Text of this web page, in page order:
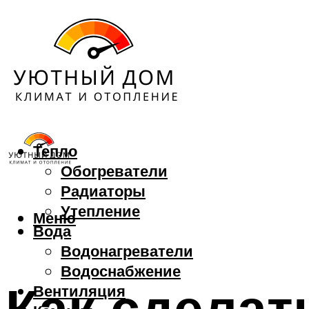
Тепло
Обогреватели
Радиаторы
Утепление
Вода
Водонагреватели
Водоснабжение
Вентиляция
Меню